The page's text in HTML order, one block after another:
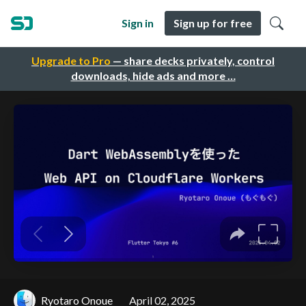
Upgrade to Pro — share decks privately, control
downloads, hide ads and more …
Sign in Sign up for free
Ryotaro Onoue April 02, 2025